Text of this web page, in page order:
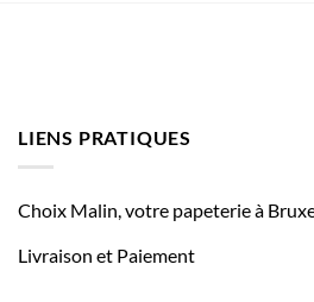
LIENS PRATIQUES
Choix Malin, votre papeterie à
Livraison et Paiement